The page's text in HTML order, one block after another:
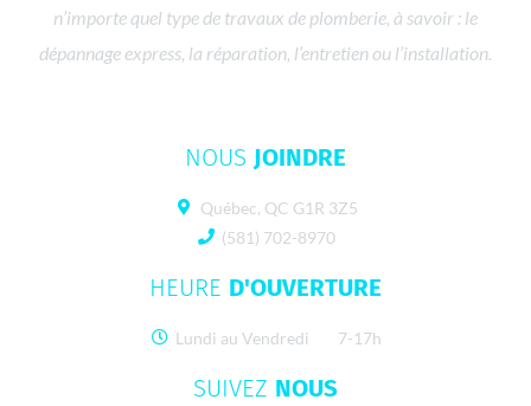
n’importe quel type de travaux de plomberie, à savoir : le
dépannage express, la réparation, l’entretien ou l’installation.
NOUS JOINDRE
Québec, QC G1R 3Z5
(581) 702-8970
HEURE D'OUVERTURE
Lundi au Vendredi 7-17h
SUIVEZ NOUS